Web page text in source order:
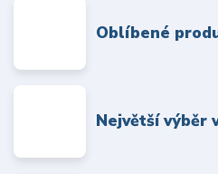
Oblíbené
Největší výběr